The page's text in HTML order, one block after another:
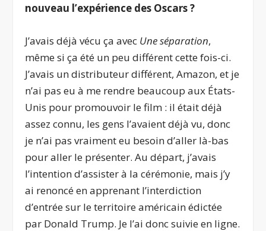
nouveau l’expérience des Oscars?
J’avais déjà vécu ça avec Une séparation,
même si ça été un peu différent cette fois-ci.
J’avais un distributeur différent, Amazon, et je
n’ai pas eu à me rendre beaucoup aux États-
Unis pour promouvoir le film : il était déjà
assez connu, les gens l’avaient déjà vu, donc
je n’ai pas vraiment eu besoin d’aller là-bas
pour aller le présenter. Au départ, j’avais
l’intention d’assister à la cérémonie, mais j’y
ai renoncé en apprenant l’interdiction
d’entrée sur le territoire américain édictée
par Donald Trump. Je l’ai donc suivie en ligne.